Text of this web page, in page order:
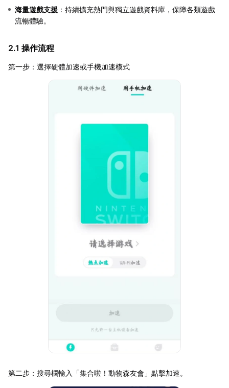
海量遊戲支援 ：持續擴充熱門與獨立遊戲資料庫，保障各類遊戲
流暢體驗。
2.1 操作流程
第一步：選擇硬體加速或手機加速模式
第二步：搜尋欄輸入「集合啦！動物森友會」點擊加速。